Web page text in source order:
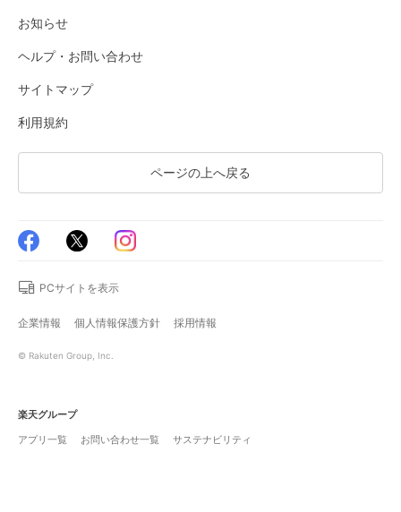
お知らせ
ヘルプ・お問い合わせ
サイトマップ
利用規約
ページの上へ戻る
PCサイトを表示
企業情報 個人情報保護方針 採用情報
© Rakuten Group, Inc.
楽天グループ
アプリ一覧
お問い合わせ一覧 サステナビリティ